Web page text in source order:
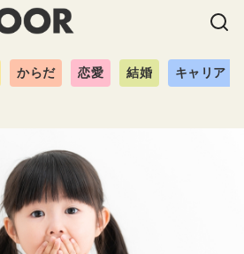
からだ 恋愛 結婚 キャリア